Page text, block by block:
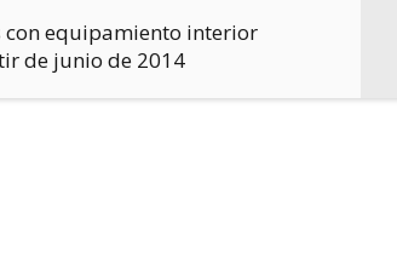
con equipamiento interior
de junio de 2014